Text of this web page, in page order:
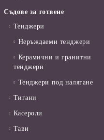
Съдове за готвене
Тенджери
Неръждаеми тенджери
Керамични и гранитни
тенджери
Тенджери под налягане
Тигани
Касероли
Тави